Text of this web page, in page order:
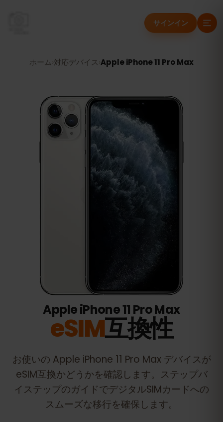
サインイン
ホーム 対応デバイス Apple iPhone 11 Pro Max
Apple iPhone 11 Pro Max
eSIM互換性
お使いの Apple iPhone 11 Pro Max デバイスが
eSIM互換かどうかを確認します。ステップバ
イステップのガイドでデジタルSIMカードへの
スムーズな移行を確保します。